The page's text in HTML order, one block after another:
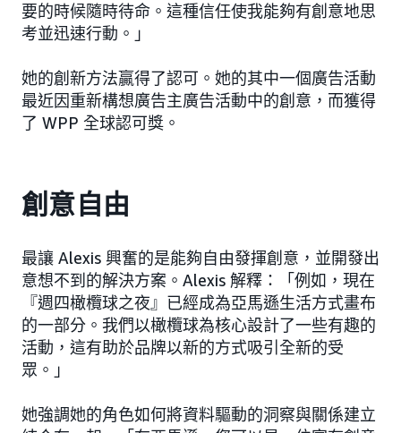
要的時候隨時待命。這種信任使我能夠有創意地思
考並迅速行動。」
她的創新方法贏得了認可。她的其中一個廣告活動
最近因重新構想廣告主廣告活動中的創意，而獲得
了 WPP 全球認可獎。
創意自由
最讓 Alexis 興奮的是能夠自由發揮創意，並開發出
意想不到的解決方案。Alexis 解釋：「例如，現在
『週四橄欖球之夜』已經成為亞馬遜生活方式畫布
的一部分。我們以橄欖球為核心設計了一些有趣的
活動，這有助於品牌以新的方式吸引全新的受
眾。」
她強調她的角色如何將資料驅動的洞察與關係建立